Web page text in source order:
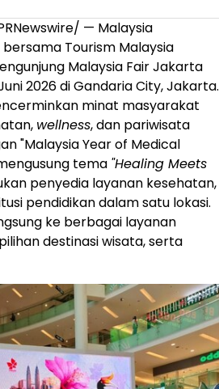
— Malaysia
Tourism Malaysia
Malaysia Fair Jakarta
2026 di Gandaria City, Jakarta.
minat masyarakat
wellness, dan pariwisata
"Malaysia Year of Medical
tema "Healing Meets
penyedia layanan kesehatan,
pendidikan dalam satu lokasi.
ke berbagai layanan
destinasi wisata, serta